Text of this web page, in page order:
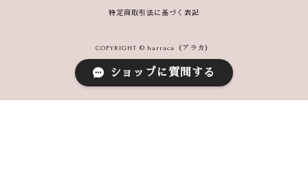
特定商取引法に基づく表記
COPYRIGHT © harraca（アラカ）
ショップに質問する